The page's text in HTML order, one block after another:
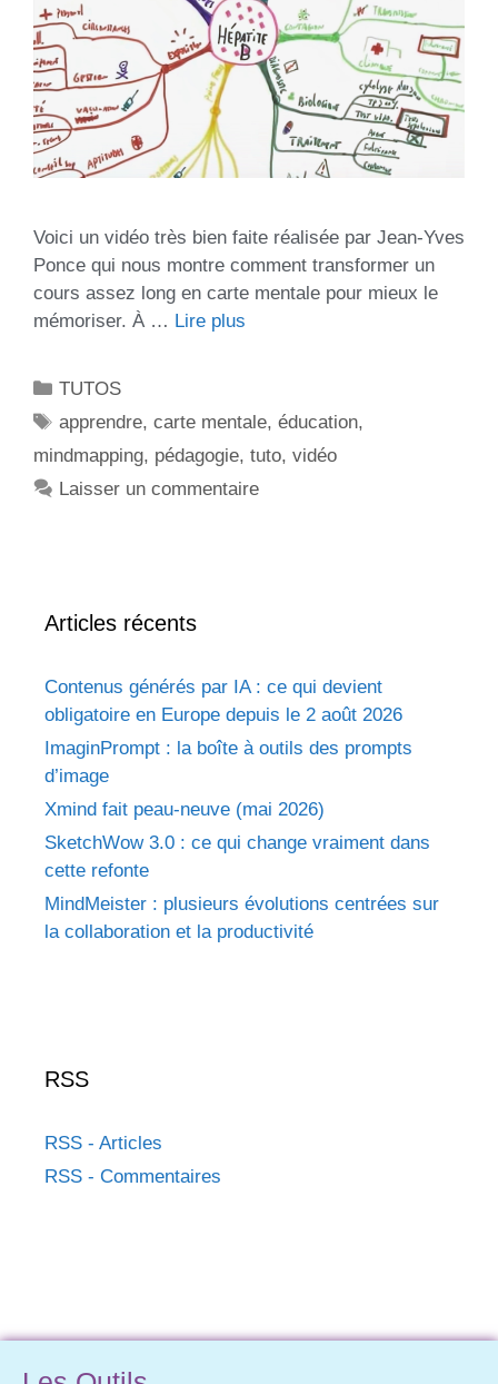
Voici un vidéo très bien faite réalisée par Jean-Yves
Ponce qui nous montre comment transformer un
cours assez long en carte mentale pour mieux le
mémoriser. À … Lire plus
TUTOS
apprendre,carte mentale,éducation,
mindmapping, pédagogie, tuto, vidéo
Laisser un commentaire
Articles récents
Contenus générés par IA : ce qui devient
obligatoire en Europe depuis le 2 août 2026
ImaginPrompt : la boîte à outils des prompts
d’image
Xmind fait peau-neuve (mai 2026)
SketchWow 3.0 : ce qui change vraiment dans
cette refonte
MindMeister : plusieurs évolutions centrées sur
la collaboration et la productivité
RSS
RSS - Articles
RSS - Commentaires